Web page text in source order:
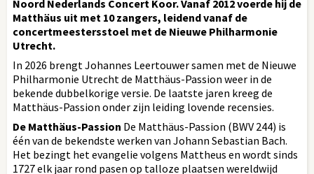
Noord Nederlands Concert Koor. Vanaf 2012 voerde hij de
Matthäus uit met 10 zangers, leidend vanaf de
concertmeestersstoel met de Nieuwe Philharmonie
Utrecht.
In 2026 brengt Johannes Leertouwer samen met de Nieuwe
Philharmonie Utrecht de Matthäus-Passion weer in de
bekende dubbelkorige versie. De laatste jaren kreeg de
Matthäus-Passion onder zijn leiding lovende recensies.
De Matthäus-Passion De Matthäus-Passion (BWV 244) is
één van de bekendste werken van Johann Sebastian Bach.
Het bezingt het evangelie volgens Mattheus en wordt sinds
1727 elk jaar rond pasen op talloze plaatsen wereldwijd